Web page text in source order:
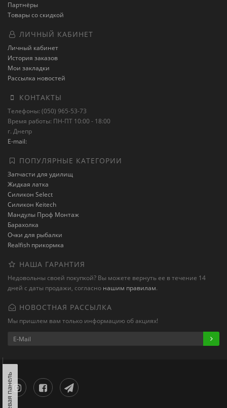
Партнёры
Товары со скидкой
ЛИЧНЫЙ КАБИНЕТ
Личный кабинет
История заказов
Мои закладки
Рассылка новостей
КОНТАКТЫ
Телефоны: (050) 965-53-73
Время работы: ПН-ПТ 10:00 - 18:00
г. Днепр
E-mail:
ПОПУЛЯРНЫЕ КАТЕГОРИИ
Запчасти для удилищ
Жидкая латка
Силикон Select
Силикон Keitech
Мандулы Проф Монтаж
Барахолка
Очки для рыбалки
Realfish прикормка
НАША ГАРАНТИЯ
Недовольны своей покупкой? Вы можете вернуть ее в течение 14
дней с даты продажи, согласно нашим правилам.
НОВОСТНАЯ РАССЫЛКА
Мы пришлем вам только информацию об акциях!
Левая панель